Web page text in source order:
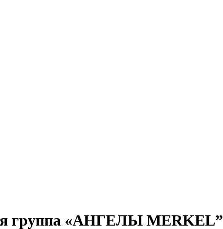
группа «АНГЕЛЫ MERKEL”